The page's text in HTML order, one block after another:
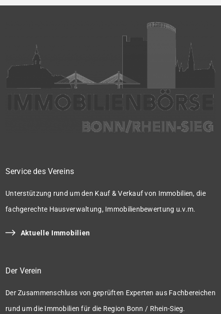
Der Verein
Der Zusammenschluss von geprüften Experten aus Fachbereichen
rund um die Immobilien für die Region Bonn / Rhein-Sieg.
Service des Vereins
Unterstützung rund um den Kauf & Verkauf von Immobilien, die
fachgerechte Hausverwaltung, Immobilienbewertung u.v.m.
Aktuelle Immobilien